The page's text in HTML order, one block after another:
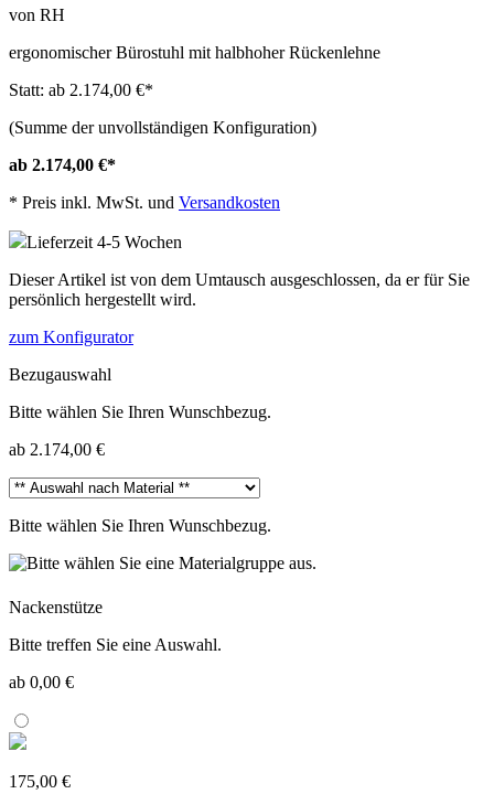
von RH
ergonomischer Bürostuhl mit halbhoher Rückenlehne
Statt: ab 2.174,00 €*
(Summe der unvollständigen Konfiguration)
ab 2.174,00 €*
* Preis inkl. MwSt. und Versandkosten
Lieferzeit 4-5 Wochen
Dieser Artikel ist von dem Umtausch ausgeschlossen, da er für Sie
persönlich hergestellt wird.
zum Konfigurator
Bezugauswahl
Bitte wählen Sie Ihren Wunschbezug.
ab 2.174,00 €
Bitte wählen Sie Ihren Wunschbezug.
Nackenstütze
Bitte treffen Sie eine Auswahl.
ab 0,00 €
175,00 €